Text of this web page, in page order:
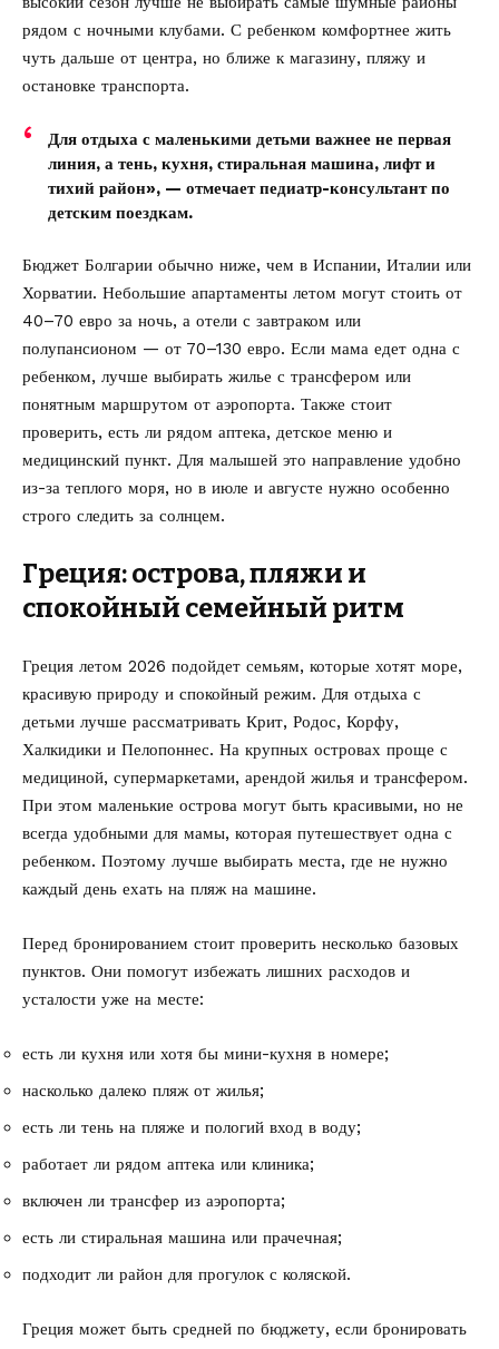
рядом с ночными клубами. С ребенком комфортнее жить
чуть дальше от центра, но ближе к магазину, пляжу и
остановке транспорта.
Для отдыха с маленькими детьми важнее не первая
линия, а тень, кухня, стиральная машина, лифт и
тихий район», — отмечает педиатр-консультант по
детским поездкам.
Бюджет Болгарии обычно ниже, чем в Испании, Италии или
Хорватии. Небольшие апартаменты летом могут стоить от
40–70 евро за ночь, а отели с завтраком или
полупансионом — от 70–130 евро. Если мама едет одна с
ребенком, лучше выбирать жилье с трансфером или
понятным маршрутом от аэропорта. Также стоит
проверить, есть ли рядом аптека, детское меню и
медицинский пункт. Для малышей это направление удобно
из-за теплого моря, но в июле и августе нужно особенно
строго следить за солнцем.
Греция: острова, пляжи и
спокойный семейный ритм
Греция летом 2026 подойдет семьям, которые хотят море,
красивую природу и спокойный режим. Для отдыха с
детьми лучше рассматривать Крит, Родос, Корфу,
Халкидики и Пелопоннес. На крупных островах проще с
медициной, супермаркетами, арендой жилья и трансфером.
При этом маленькие острова могут быть красивыми, но не
всегда удобными для мамы, которая путешествует одна с
ребенком. Поэтому лучше выбирать места, где не нужно
каждый день ехать на пляж на машине.
Перед бронированием стоит проверить несколько базовых
пунктов. Они помогут избежать лишних расходов и
усталости уже на месте:
есть ли кухня или хотя бы мини-кухня в номере;
насколько далеко пляж от жилья;
есть ли тень на пляже и пологий вход в воду;
работает ли рядом аптека или клиника;
включен ли трансфер из аэропорта;
есть ли стиральная машина или прачечная;
подходит ли район для прогулок с коляской.
Греция может быть средней по бюджету, если бронировать